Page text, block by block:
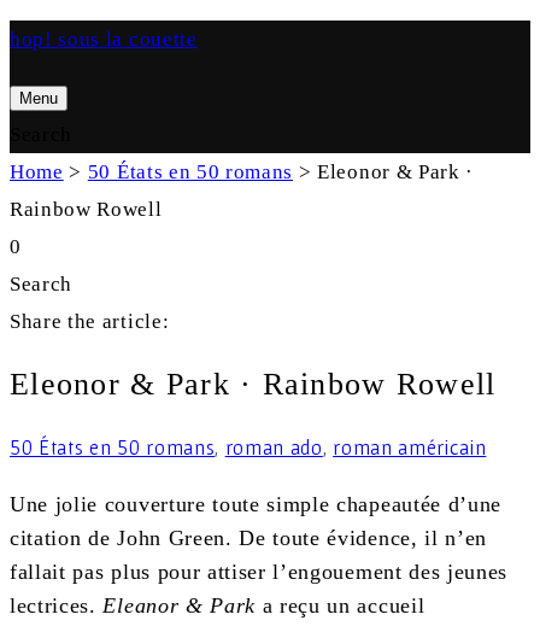
hop! sous la couette
Menu
Home > 50 États en 50 romans >Eleonor & Park ·
Rainbow Rowell
0
Search
Share the article:
Eleonor & Park · Rainbow Rowell
50 États en 50 romans, roman ado, roman américain
Une jolie couverture toute simple chapeautée d’une
citation de John Green. De toute évidence, il n’en
fallait pas plus pour attiser l’engouement des jeunes
lectrices.Eleanor & Park a reçu un accueil